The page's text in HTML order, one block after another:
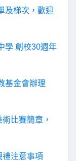
及梯次，歡迎
學 創校30週年
基金會辦理
比賽簡章，
注意事項